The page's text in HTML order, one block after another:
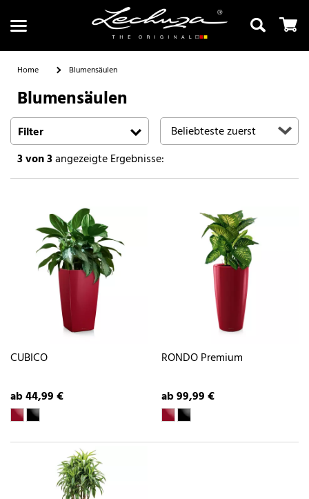
Suchen
Home Blumensäulen
Blumensäulen
Filter
3von 3angezeigte Ergebnisse:
CUBICO
ab 44,99 €
RONDO Premium
ab 99,99 €